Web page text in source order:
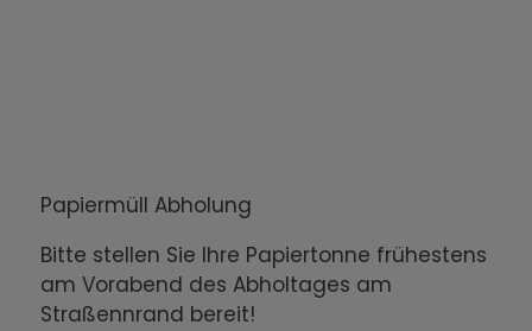
Papiermüll Abholung
Bitte stellen Sie Ihre Papiertonne frühestens
am Vorabend des Abholtages am
Straßennrand bereit!